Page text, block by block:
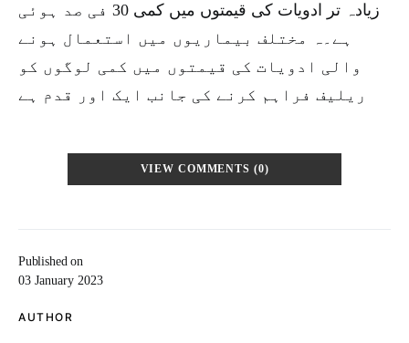
Published on
03 January 2023
AUTHOR
زیادہ تر ادویات کی قیمتوں میں کمی 30 فی صد ہوئی
ہے۔ہ مختلف بیماریوں میں استعمال ہونے
والی ادویات کی قیمتوں میں کمی لوگوں کو
ریلیف فراہم کرنے کی جانب ایک اور قدم ہے
VIEW COMMENTS (0)